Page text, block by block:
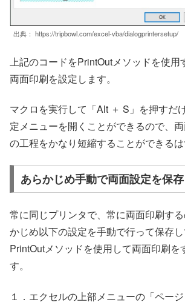
出典： https://tripbowl.com/excel-vba/dialogprintersetup/
上記のコードをPrintOutメソッドを使用
両面印刷を設定します。
マクロを実行して「Alt ＋ S」を押すだ
定メニューを開くことができるので、
の工程をかなり短縮することができるは
あらかじめ手動で両面設定を保
常に同じプリンタで、常に両面印刷す
かじめ以下の設定を手動で行って保存し
PrintOutメソッドを使用して両面印刷を
す。
１．エクセルの上部メニューの「ペー